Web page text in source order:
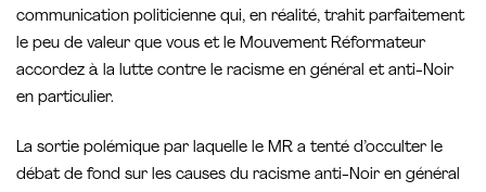
communication politicienne qui, en réalité, trahit parfaitement
le peu de valeur que vous et le Mouvement Réformateur
accordez à la lutte contre le racisme en général et anti-Noir
en particulier.
La sortie polémique par laquelle le MR a tenté d’occulter le
débat de fond sur les causes du racisme anti-Noir en général